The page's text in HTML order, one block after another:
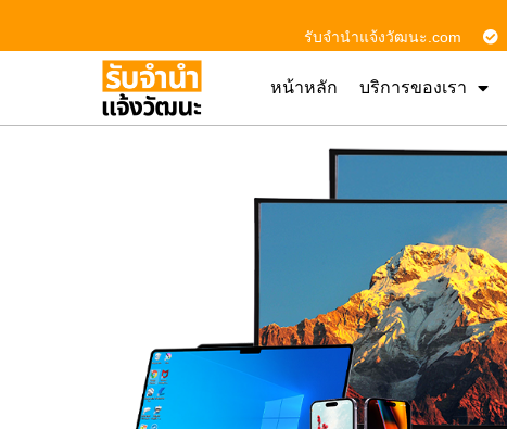
รับจํานําแจ้งวัฒนะ.com
หน้าหลัก บริการของเรา